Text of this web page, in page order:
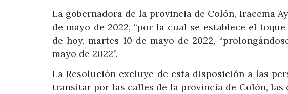
La gobernadora de la provincia de Colón, Iracema
de mayo de 2022, “por la cual se establece el
de hoy, martes 10 de mayo de 2022,
mayo de 2022”.
La Resolución excluye de esta disposición a las
transitar por las calles de la provincia de Colón,